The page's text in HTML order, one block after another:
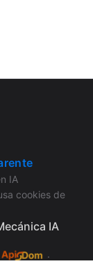
IA
cookies de
IA
.